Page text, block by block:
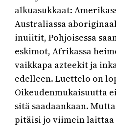
alkuasukkaat:
Australiassa
inuiitit, Pohjoisessa
eskimot, Afrikassa
vaikkapa azteekit ja
edelleen. Luettelo on
Oikeudenmukaisuutta
sitä saadaankaan.
pitäisi jo viimein laittaa